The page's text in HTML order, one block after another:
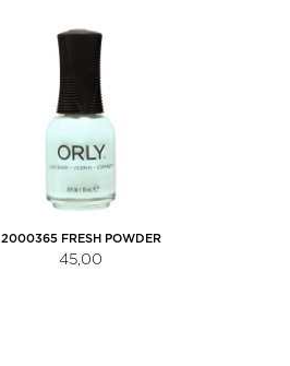
2000365 FRESH POWDER
45,00